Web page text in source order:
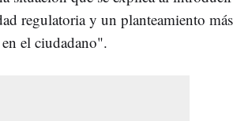
regulatoria y un planteamiento más
el ciudadano".